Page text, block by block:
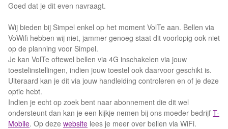
Goed dat je dit even navraagt.
Wij bieden bij Simpel enkel op het moment VolTe aan. Bellen via
VoWifi hebben wij niet, jammer genoeg staat dit voorlopig ook niet
op de planning voor Simpel.
Je kan VolTe oftewel bellen via 4G inschakelen via jouw
toestelinstellingen, indien jouw toestel ook daarvoor geschikt is.
Uiteraard kan je dit via jouw handleiding controleren en of je deze
optie hebt.
Indien je echt op zoek bent naar abonnement die dit wel
ondersteunt dan kan je een kijkje nemen bij ons moeder bedrijf T-
Mobile. Op deze website lees je meer over bellen via WiFi.